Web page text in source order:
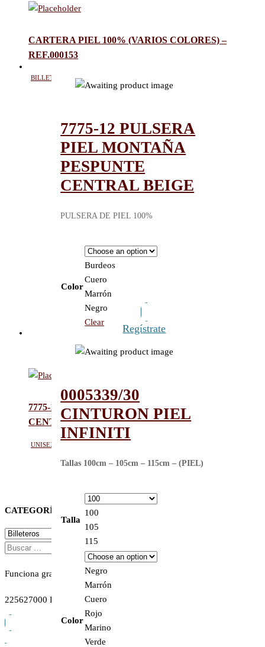
CARTERA PIEL 100% (VARIOS COLORES) –
REF.000153
Billetero hombre
7775-12 PULSERA
PIEL MONTAÑA
PESPUNTE
CENTRAL BEIGE
Regístrate
PULSERA DE PIEL 100%
Color
Burdeos
Cuero
Marrón
Negro
Clear
7775-12 PULSERA PIEL MONTAÑA PESPUNTE
CENTRAL BEIGE
Unisex
0005339/30
CINTURON PIEL
INFINITI
Tallas 100cm – 105cm – 115cm – (PIEL)
Talla
100
105
115
Color
Negro
Marrón
Cuero
Rojo
Marino
Verde
CATEGORÍAS
BUSCAR:
Funciona gracias a WordPress
225627000 BILLETERO PIEL